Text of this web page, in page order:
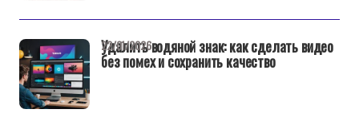
Удалить водяной знак: как сделать видео
без помех и сохранить качество
22/01/2026